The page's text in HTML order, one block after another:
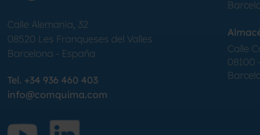
Calle Alemania, 32
08520 Les Franqueses del Valles
Barcelona - España
Tel. +34 936 460 403
info@comquima.com
Calle
08100